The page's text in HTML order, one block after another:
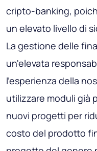
cripto-banking,
un elevato livello di
La gestione delle
un'elevata
l'esperienza della
utilizzare moduli già
nuovi progetti per
costo del prodotto